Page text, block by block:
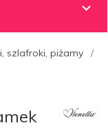
szlafroki, piżamy